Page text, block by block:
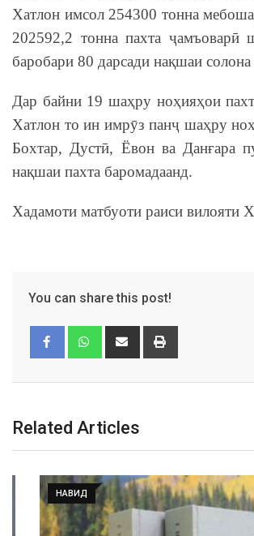
Хатлон имсол 254300 тонна
202592,2 тонна пахта ҷамъоварӣ
баробари 80 дарсади нақшаи
Дар байни 19 шаҳру ноҳияҳои
Хатлон то ин имрӯз панҷ шаҳру
Бохтар, Дустӣ, Ёвон ва Данғара
нақшаи пахта баромадаанд.
Хадамоти матбуоти раиси вилояти
You can share this post!
Related Articles
НАВИД